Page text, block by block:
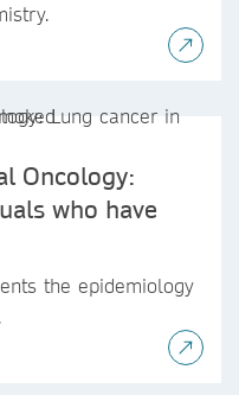
Oncology:
who have
the epidemiology